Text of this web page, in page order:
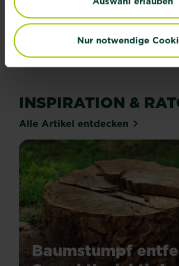
Nur notwendige
Jetzt anmelden
INSPIRATION &
Alle Artikel entdecken
Baumstumpf